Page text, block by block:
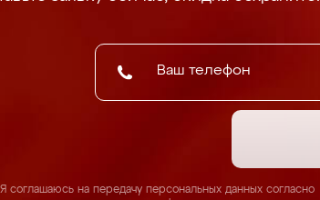
Я соглашаюсь на передачу персональных данных согласно